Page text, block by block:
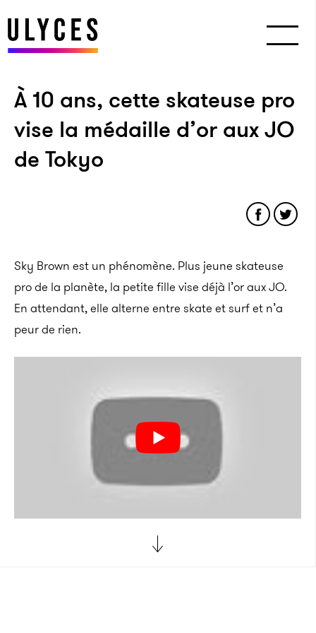
À 10 ans, cette skateuse pro
vise la médaille d’or aux JO
de Tokyo
Sky Brown est un phénomène. Plus jeune skateuse
pro de la planète, la petite fille vise déjà l’or aux JO.
En attendant, elle alterne entre skate et surf et n’a
peur de rien.